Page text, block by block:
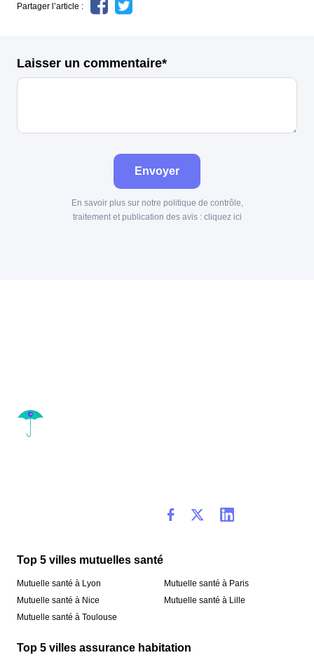
Partager l’article :
Laisser un commentaire*
Envoyer
En savoir plus sur notre politique de contrôle,
traitement et publication des avis : cliquez ici
Top 5 villes mutuelles santé
Mutuelle santé à Lyon
Mutuelle santé à Nice
Mutuelle santé à Toulouse
Mutuelle santé à Paris
Mutuelle santé à Lille
Top 5 villes assurance habitation